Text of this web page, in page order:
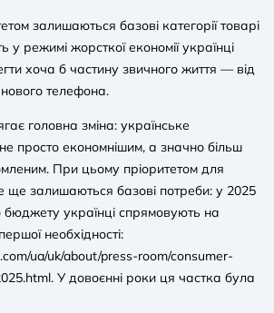
залишаються базові категорії товарі
у режимі жорсткої економії українці
хоча б частину звичного життя — від
телефона.
головна зміна: українське
просто економнішим, а значно більш
При цьому пріоритетом для
ще залишаються базові потреби: у 2025
бюджету українці спрямовують на
необхідності:
ua/uk/about/press-room/consumer-
У довоєнні роки ця частка була